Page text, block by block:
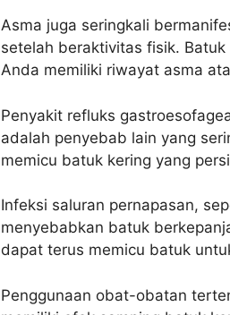
Asma juga seringkali
setelah beraktivitas fisik.
Anda memiliki riwayat asma
Penyakit refluks
adalah penyebab lain yang
memicu batuk kering yang
Infeksi saluran pernapasan,
menyebabkan batuk
dapat terus memicu batuk
Penggunaan obat-obatan